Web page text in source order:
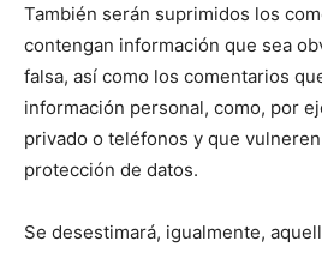
También serán suprimidos los
contengan información que sea
falsa, así como los comentarios
información personal, como, por
privado o teléfonos y que
protección de datos.
Se desestimará, igualmente,